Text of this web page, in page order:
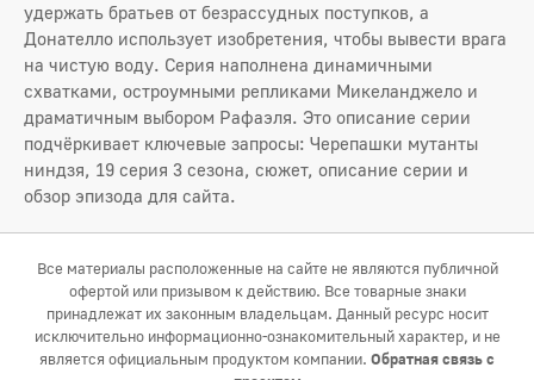
удержать братьев от безрассудных поступков, а
Донателло использует изобретения, чтобы вывести врага
на чистую воду. Серия наполнена динамичными
схватками, остроумными репликами Микеланджело и
драматичным выбором Рафаэля. Это описание серии
подчёркивает ключевые запросы: Черепашки мутанты
ниндзя, 19 серия 3 сезона, сюжет, описание серии и
обзор эпизода для сайта.
Все материалы расположенные на сайте не являются публичной
офертой или призывом к действию. Все товарные знаки
принадлежат их законным владельцам. Данный ресурс носит
исключительно информационно-ознакомительный характер, и не
является официальным продуктом компании. Обратная связь с